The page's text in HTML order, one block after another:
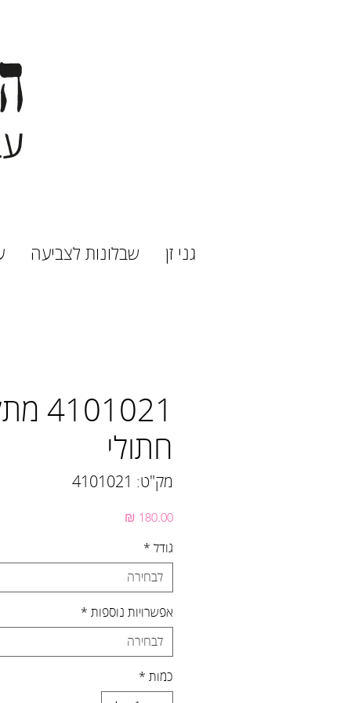
גני זן שבלונות לצביעה
חתולי
מק"ט: 4101021
גודל *
לבחירה
אפשרויות נוספות *
לבחירה
כמות *